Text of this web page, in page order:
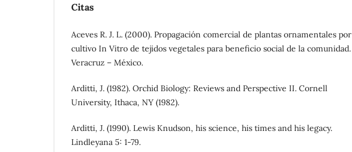
Citas
Aceves R. J. L. (2000). Propagación comercial de plantas ornamentales por
cultivo In Vitro de tejidos vegetales para beneficio social de la comunidad.
Veracruz – México.
Arditti, J. (1982). Orchid Biology: Reviews and Perspective II. Cornell
University, Ithaca, NY (1982).
Arditti, J. (1990). Lewis Knudson, his science, his times and his legacy.
Lindleyana 5: 1-79.